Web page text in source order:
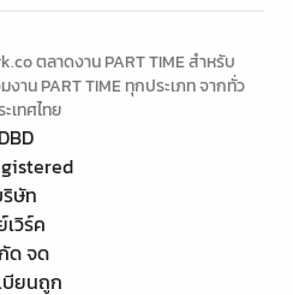
ตลาดงาน PART TIME สำหรับ
น PART TIME ทุกประเภท จากทั่ว
ะเทศไทย